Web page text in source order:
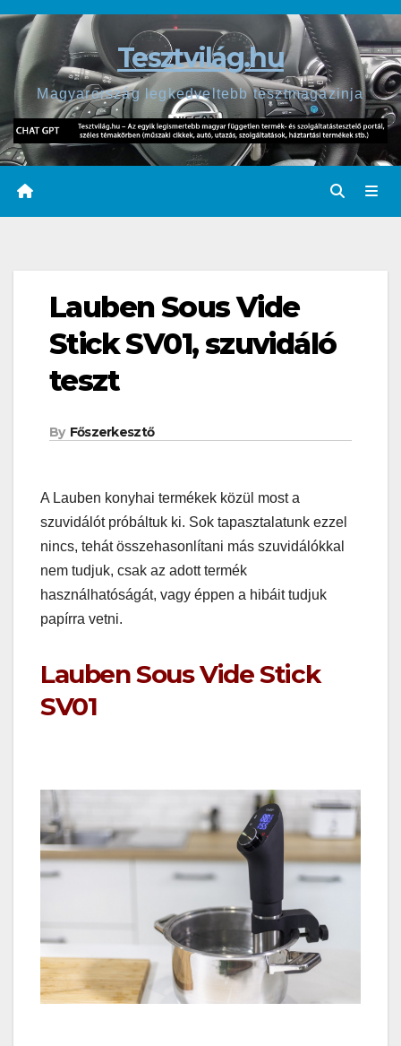
Skip
content
Tesztvilág.hu
Magyarország legkedveltebb tesztmagazinja
Lauben Sous Vide
Stick SV01, szuvidáló
teszt
By Főszerkesztő
A Lauben konyhai termékek közül most a
szuvidálót próbáltuk ki. Sok tapasztalatunk ezzel
nincs, tehát összehasonlítani más szuvidálókkal
nem tudjuk, csak az adott termék
használhatóságát, vagy éppen a hibáit tudjuk
papírra vetni.
Lauben Sous Vide Stick
SV01